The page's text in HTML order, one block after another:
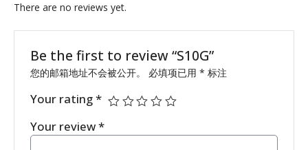
There are no reviews yet.
Be the first to review “S10G”
您的邮箱地址不会被公开。 必填项已用* 标注
Your rating*
Your review*